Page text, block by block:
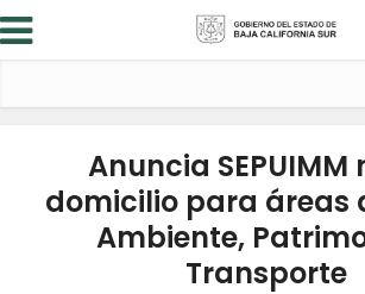
Anuncia SEPUIMM
domicilio para áreas
Ambiente,
Transporte